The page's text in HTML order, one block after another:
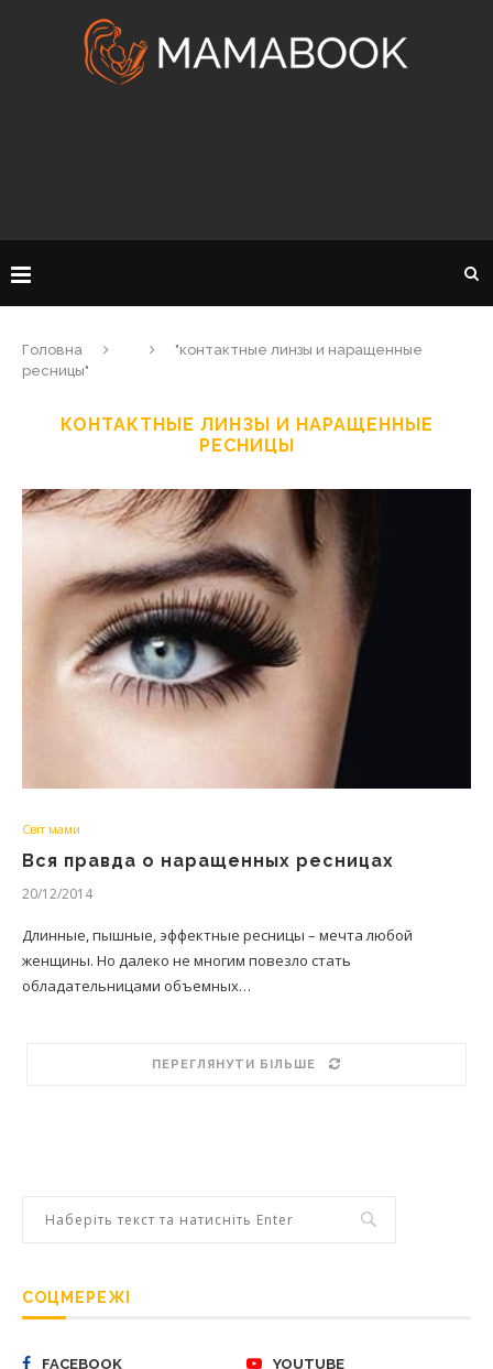
Головна
"контактные линзы и наращенные
ресницы"
КОНТАКТНЫЕ ЛИНЗЫ И НАРАЩЕННЫЕ
РЕСНИЦЫ
Світ мами
Вся правда о наращенных ресницах
20/12/2014
Длинные, пышные, эффектные ресницы – мечта любой
женщины. Но далеко не многим повезло стать
обладательницами объемных…
ПЕРЕГЛЯНУТИ БІЛЬШЕ
СОЦМЕРЕЖІ
FACEBOOK YOUTUBE